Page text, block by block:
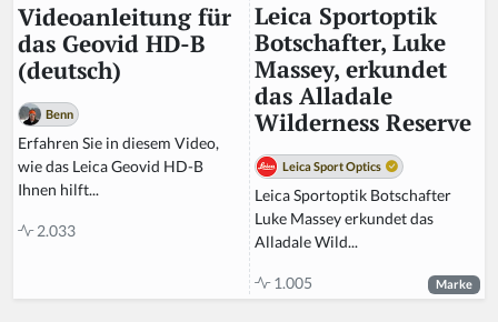
Videoanleitung für
das Geovid HD-B
(deutsch)
Benn
Erfahren Sie in diesem Video,
wie das Leica Geovid HD-B
Ihnen hilft...
2.033
Leica Sportoptik
Botschafter, Luke
Massey, erkundet
das Alladale
Wilderness Reserve
Leica Sport Optics
Leica Sportoptik Botschafter
Luke Massey erkundet das
Alladale Wild...
1.005 Marke